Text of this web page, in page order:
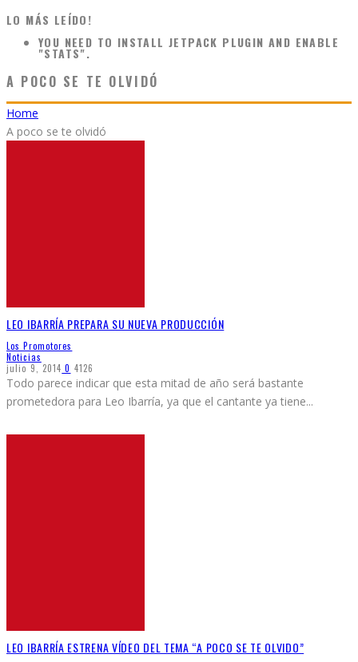
LO MÁS LEÍDO!
YOU NEED TO INSTALL JETPACK PLUGIN AND ENABLE
"STATS".
A POCO SE TE OLVIDÓ
Home
A poco se te olvidó
LEO IBARRÍA PREPARA SU NUEVA PRODUCCIÓN
Los Promotores
Noticias
julio 9, 2014 0 4126
Todo parece indicar que esta mitad de año será bastante
prometedora para Leo Ibarría, ya que el cantante ya tiene...
LEO IBARRÍA ESTRENA VÍDEO DEL TEMA “A POCO SE TE OLVIDO”